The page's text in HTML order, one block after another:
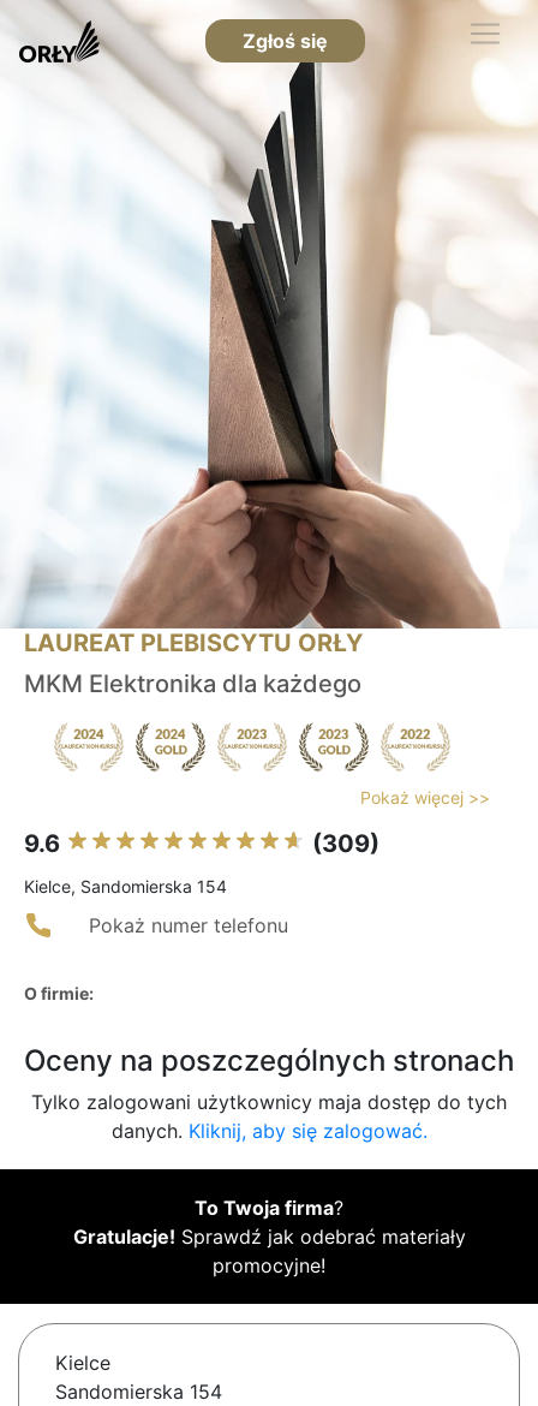
Zgłoś się
LAUREAT PLEBISCYTU ORŁY
MKM Elektronika dla każdego
Pokaż więcej >>
9.6 (309)
Kielce, Sandomierska 154
Pokaż numer telefonu
O firmie:
Oceny na poszczególnych stronach
Tylko zalogowani użytkownicy maja dostęp do tych
danych. Kliknij, aby się zalogować.
To Twoja firma?
Gratulacje! Sprawdź jak odebrać materiały
promocyjne!
Kielce
Sandomierska 154